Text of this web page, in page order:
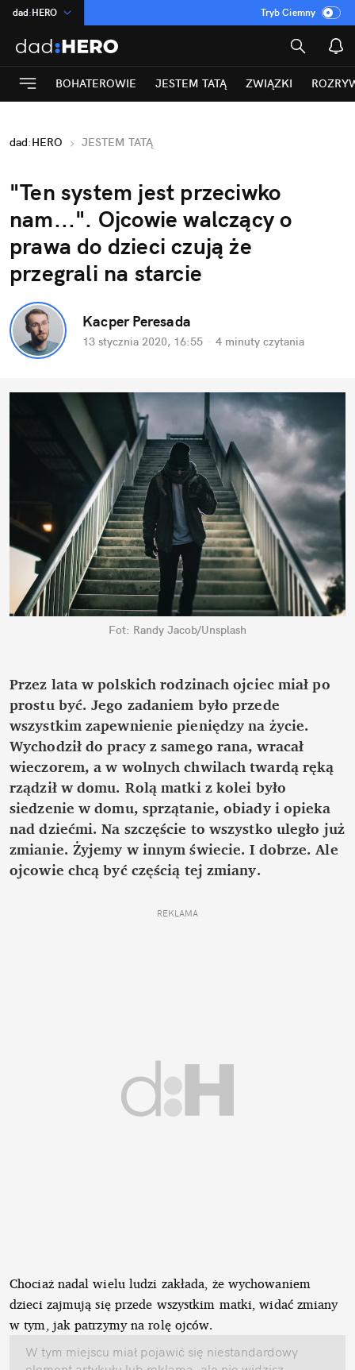
dad:HERO
:Temat
INN:Poland
ASZ:dziennik
Rozrywka
Tryb Ciemny
BOHATEROWIE JESTEM TATĄ ZWIĄZKI
dad:HERO JESTEM TATĄ
"Ten system jest przeciwko
nam...". Ojcowie walczący o
prawa do dzieci czują że
przegrali na starcie
Kacper Peresada
13 stycznia 2020, 16:55 · 4 minuty czytania
Fot: Randy Jacob/Unsplash
Przez lata w polskich rodzinach ojciec miał po
prostu być. Jego zadaniem było przede
wszystkim zapewnienie pieniędzy na życie.
Wychodził do pracy z samego rana, wracał
wieczorem, a w wolnych chwilach twardą ręką
rządził w domu. Rolą matki z kolei było
siedzenie w domu, sprzątanie, obiady i opieka
nad dziećmi. Na szczęście to wszystko uległo już
zmianie. Żyjemy w innym świecie. I dobrze. Ale
ojcowie chcą być częścią tej zmiany.
REKLAMA
Chociaż nadal wielu ludzi zakłada, że wychowaniem
dzieci zajmują się przede wszystkim matki, widać zmiany
w tym, jak patrzymy na rolę ojców.
W tym miejscu miał pojawić się niestandardowy